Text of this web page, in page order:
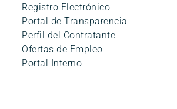
Registro Electrónico
Portal de Transparencia
Perfil del Contratante
Ofertas de Empleo
Portal Interno